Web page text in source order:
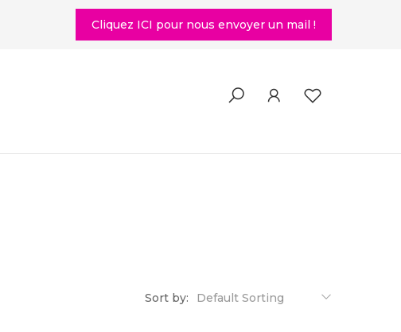
Cliquez ICI pour nous envoyer un mail !
Sort by: Default Sorting